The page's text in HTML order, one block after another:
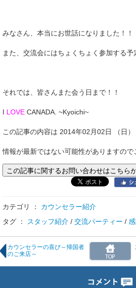
みなさん、本当にお世話になりました！！
また、交流会にはちょくちょく参加する予
それでは、皆さんまた会う日まで！！
I LOVE CANADA. ~Kyoichi~
この記事の内容は 2014年02月02日 （日）
情報が最新ではない可能性がありますので
この記事に関するお問い合わせはこちら
カテゴリ ： カウンセラー紹介
タグ ：
スタッフ紹介 / 交流パーティー /
カウンセラーの喜び～帰国者
のご来店～